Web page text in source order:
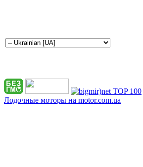
Лодочные моторы на motor.com.ua